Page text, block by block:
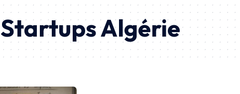
Startups Algérie